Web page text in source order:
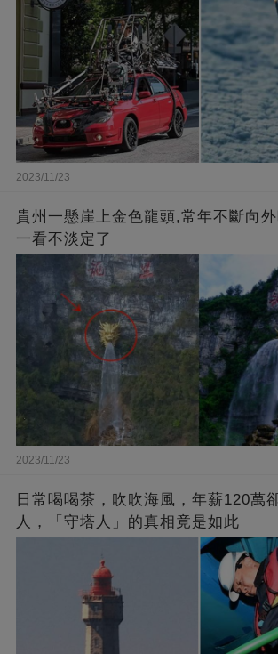
2023/11/23
貴州一懸崖上金色龍頭,常年不斷向
一看不淡定了
2023/11/23
日常喝喝茶，吹吹海風，年薪120萬
人，「守塔人」的真相竟是如此